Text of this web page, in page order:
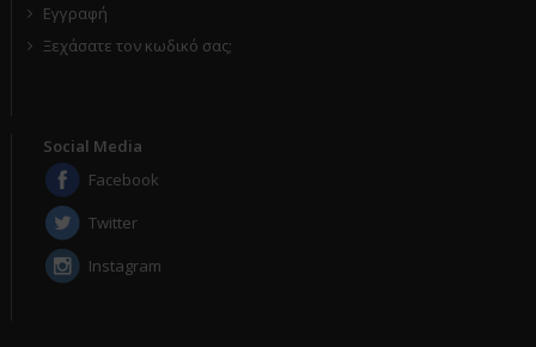
Εγγραφή
Ξεχάσατε τον κωδικό σας;
Social Media
Facebook
Twitter
Instagram